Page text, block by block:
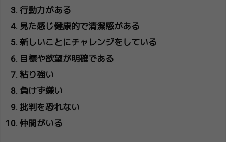
行動力がある
見た感じ健康的で清潔感がある
新しいことにチャレンジをしている
目標や欲望が明確である
粘り強い
負けず嫌い
批判を恐れない
仲間がいる